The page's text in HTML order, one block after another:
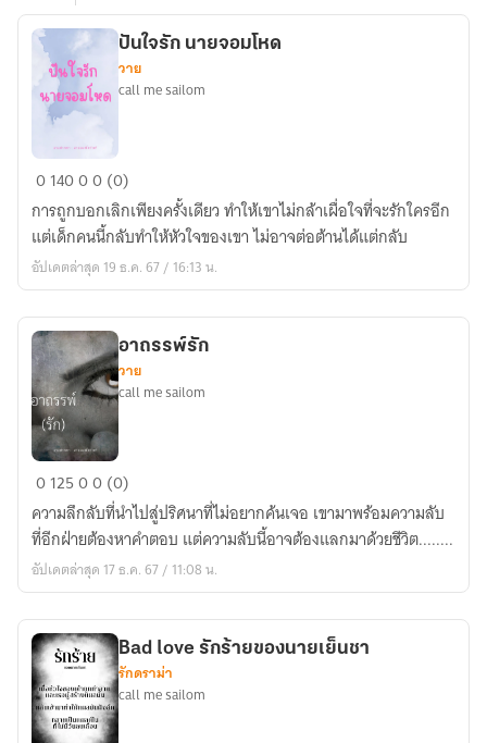
ปัน
รัก
นาย
จอม
ปันใจรัก นายจอมโหด
วาย
call me sailom
014000 (0)
การถูกบอกเลิกเพียงครั้งเดียว ทำให้เขาไม่กล้าเผื่อใจที่จะรักใครอีก
แต่เด็กคนนี้กลับทำให้หัวใจของเขา ไม่อาจต่อต้านได้แต่กลับ
อัปเดตล่าสุด 19 ธ.ค. 67 / 16:13 น.
อาถรรพ์
อาถรรพ์รัก
วาย
call me sailom
012500 (0)
ความลึกลับที่นำไปสู่ปริศนาที่ไม่อยากค้นเจอ เขามาพร้อมความลับ
ที่อีกฝ่ายต้องหาคำตอบ แต่ความลับนี้อาจต้องแลกมาด้วยชีวิต........
อัปเดตล่าสุด 17 ธ.ค. 67 / 11:08 น.
Bad love รักร้ายของนายเย็นชา
รักดราม่า
call me sailom